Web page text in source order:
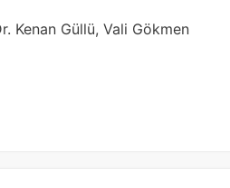
Kenan Güllü, Vali Gökmen